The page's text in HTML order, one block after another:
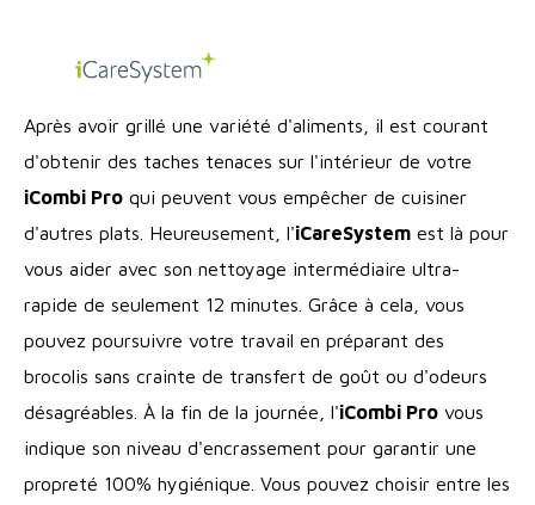
Après avoir grillé une variété d'aliments, il est courant
d'obtenir des taches tenaces sur l'intérieur de votre
iCombi Proqui peuvent vous empêcher de cuisiner
d'autres plats. Heureusement, l'iCareSystemest là pour
vous aider avec son nettoyage intermédiaire ultra-
rapide de seulement 12 minutes. Grâce à cela, vous
pouvez poursuivre votre travail en préparant des
brocolis sans crainte de transfert de goût ou d'odeurs
désagréables. À la fin de la journée, l'iCombi Provous
indique son niveau d'encrassement pour garantir une
propreté 100% hygiénique. Vous pouvez choisir entre les